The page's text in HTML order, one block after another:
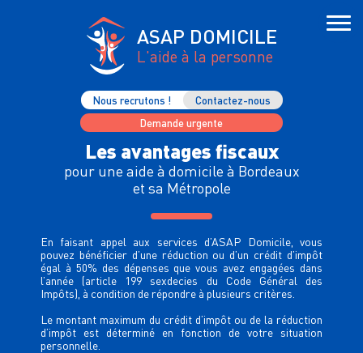
ASAP DOMICILE
L'aide à la personne
Nous recrutons !
Contactez-nous
Demande urgente
Les avantages fiscaux
pour une aide à domicile à Bordeaux
et sa Métropole
En faisant appel aux services d’ASAP Domicile, vous
pouvez bénéficier d’une réduction ou d’un crédit d’impôt
égal à 50% des dépenses que vous avez engagées dans
l’année (article 199 sexdecies du Code Général des
Impôts), à condition de répondre à plusieurs critères.
Le montant maximum du crédit d’impôt ou de la réduction
d’impôt est déterminé en fonction de votre situation
personnelle.